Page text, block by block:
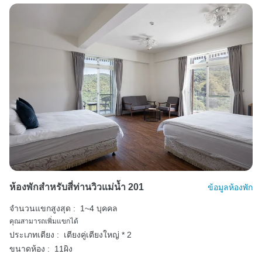
ห้องพักสำหรับสี่ท่านวิวแม่น้ำ 201 ข้อมูลห้องพัก
จำนวนแขกสูงสุด : 1~4 บุคคล
คุณสามารถเพิ่มแขกได้
ประเภทเตียง :
เตียงคู่เตียงใหญ่ * 2
ขนาดห้อง :
11ผิง